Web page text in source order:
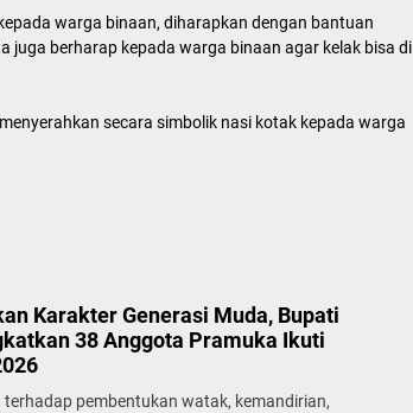
warga binaan, diharapkan dengan bantuan
juga berharap kepada warga binaan agar kelak bisa di
secara simbolik nasi kotak kepada warga
Karakter Generasi Muda, Bupati
38 Anggota Pramuka Ikuti
pembentukan watak, kemandirian,